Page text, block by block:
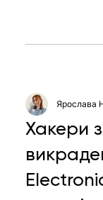
Хакери
Ярослава